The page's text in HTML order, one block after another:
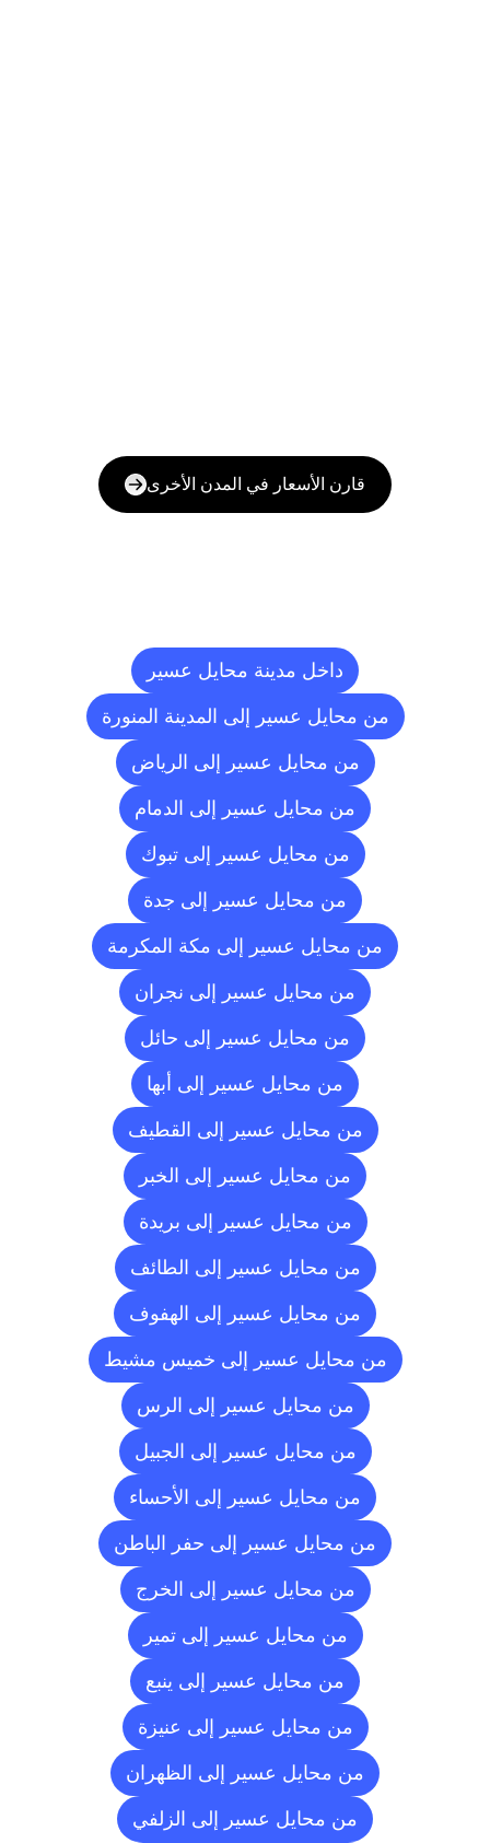
قارن الأسعار في المدن الأخرى
داخل مدينة محايل عسير
من محايل عسير إلى المدينة المنورة
من محايل عسير إلى الرياض
من محايل عسير إلى الدمام
من محايل عسير إلى تبوك
من محايل عسير إلى جدة
من محايل عسير إلى مكة المكرمة
من محايل عسير إلى نجران
من محايل عسير إلى حائل
من محايل عسير إلى أبها
من محايل عسير إلى القطيف
من محايل عسير إلى الخبر
من محايل عسير إلى بريدة
من محايل عسير إلى الطائف
من محايل عسير إلى الهفوف
من محايل عسير إلى خميس مشيط
من محايل عسير إلى الرس
من محايل عسير إلى الجبيل
من محايل عسير إلى الأحساء
من محايل عسير إلى حفر الباطن
من محايل عسير إلى الخرج
من محايل عسير إلى تمير
من محايل عسير إلى ينبع
من محايل عسير إلى عنيزة
من محايل عسير إلى الظهران
من محايل عسير إلى الزلفي